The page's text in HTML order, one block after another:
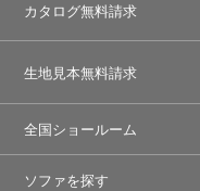
カタログ無料請求
生地見本無料請求
全国ショールーム
ソファを探す